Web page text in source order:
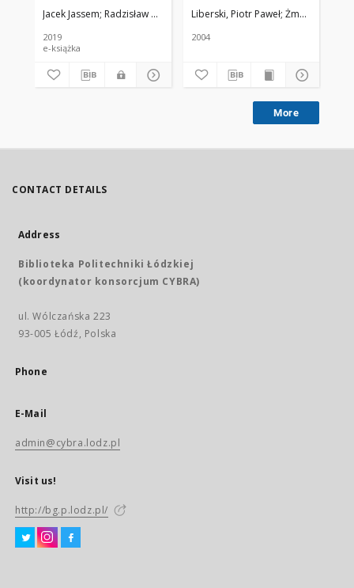
Jacek Jassem; Radzisław Kordek
2019
e-książka
Medycznego w Łodzi
Liberski, Piotr Paweł Żmuda,
2004
More
CONTACT DETAILS
Address
Biblioteka Politechniki Łódzkiej
(koordynator konsorcjum CYBRA)
ul. Wólczańska 223
93-005 Łódź, Polska
Phone
E-Mail
admin@cybra.lodz.pl
Visit us!
http://bg.p.lodz.pl/